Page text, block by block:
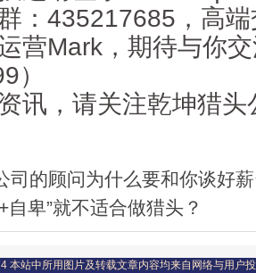
：435217685，高
营Mark，期待与你
）
资讯，请关注乾坤猎
司的顾问为什么要和你谈好
自卑”就不适合做猎头？
本站中所用图片及转载文章内容均来自网络与用户